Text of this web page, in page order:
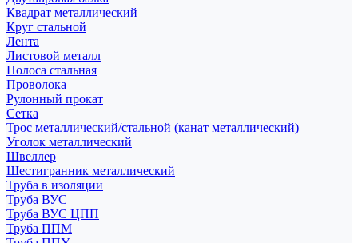
Квадрат металлический
Круг стальной
Лента
Листовой металл
Полоса стальная
Проволока
Рулонный прокат
Сетка
Трос металлический/стальной (канат металлический)
Уголок металлический
Швеллер
Шестигранник металлический
Труба в изоляции
Труба ВУС
Труба ВУС ЦПП
Труба ППМ